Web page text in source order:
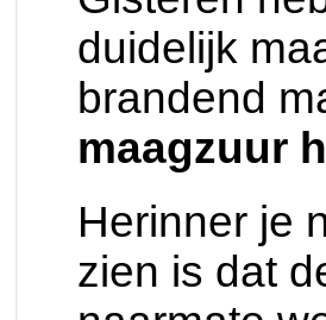
duidelijk
brandend
maagzuur
Herinner je
zien is dat